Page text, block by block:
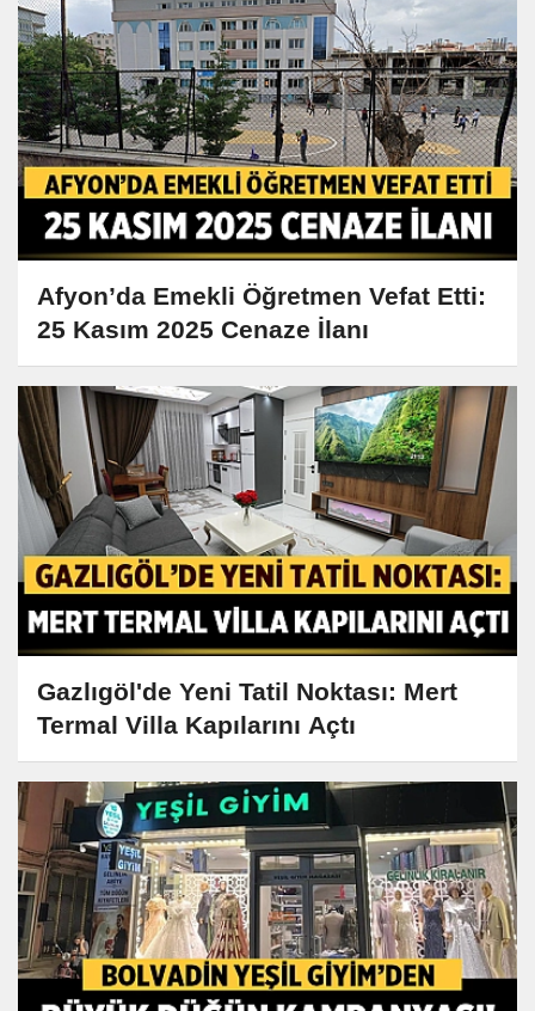
Afyon’da Emekli Öğretmen Vefat Etti:
25 Kasım 2025 Cenaze İlanı
Gazlıgöl'de Yeni Tatil Noktası: Mert
Termal Villa Kapılarını Açtı